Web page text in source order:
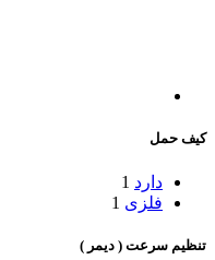
کیف حمل
دارد 1
فلزی 1
تنظیم سرعت ( دیمر )